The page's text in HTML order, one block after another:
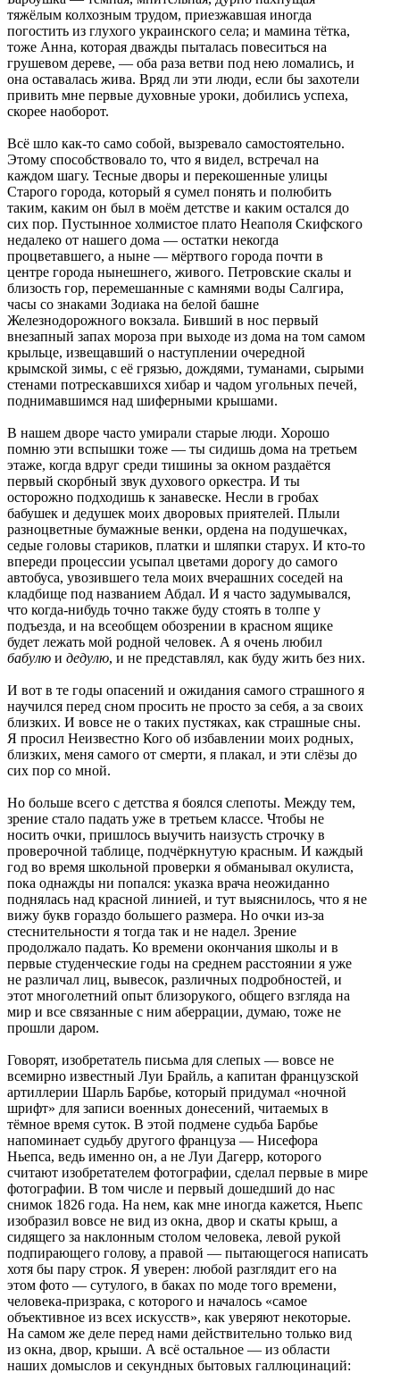
тяжёлым колхозным трудом, приезжавшая иногда
погостить из глухого украинского села; и мамина тётка,
тоже Анна, которая дважды пыталась повеситься на
грушевом дереве, — оба раза ветви под нею ломались, и
она оставалась жива. Вряд ли эти люди, если бы захотели
привить мне первые духовные уроки, добились успеха,
скорее наоборот.
Всё шло как-то само собой, вызревало самостоятельно.
Этому способствовало то, что я видел, встречал на
каждом шагу. Тесные дворы и перекошенные улицы
Старого города, который я сумел понять и полюбить
таким, каким он был в моём детстве и каким остался до
сих пор. Пустынное холмистое плато Неаполя Скифского
недалеко от нашего дома — остатки некогда
процветавшего, а ныне — мёртвого города почти в
центре города нынешнего, живого. Петровские скалы и
близость гор, перемешанные с камнями воды Салгира,
часы со знаками Зодиака на белой башне
Железнодорожного вокзала. Бивший в нос первый
внезапный запах мороза при выходе из дома на том самом
крыльце, извещавший о наступлении очередной
крымской зимы, с её грязью, дождями, туманами, сырыми
стенами потрескавшихся хибар и чадом угольных печей,
поднимавшимся над шиферными крышами.
В нашем дворе часто умирали старые люди. Хорошо
помню эти вспышки тоже — ты сидишь дома на третьем
этаже, когда вдруг среди тишины за окном раздаётся
первый скорбный звук духового оркестра. И ты
осторожно подходишь к занавеске. Несли в гробах
бабушек и дедушек моих дворовых приятелей. Плыли
разноцветные бумажные венки, ордена на подушечках,
седые головы стариков, платки и шляпки старух. И кто-то
впереди процессии усыпал цветами дорогу до самого
автобуса, увозившего тела моих вчерашних соседей на
кладбище под названием Абдал. И я часто задумывался,
что когда-нибудь точно также буду стоять в толпе у
подъезда, и на всеобщем обозрении в красном ящике
будет лежать мой родной человек. А я очень любил
бабулю и дедулю, и не представлял, как буду жить без них.
И вот в те годы опасений и ожидания самого страшного я
научился перед сном просить не просто за себя, а за своих
близких. И вовсе не о таких пустяках, как страшные сны.
Я просил Неизвестно Кого об избавлении моих родных,
близких, меня самого от смерти, я плакал, и эти слёзы до
сих пор со мной.
Но больше всего с детства я боялся слепоты. Между тем,
зрение стало падать уже в третьем классе. Чтобы не
носить очки, пришлось выучить наизусть строчку в
проверочной таблице, подчёркнутую красным. И каждый
год во время школьной проверки я обманывал окулиста,
пока однажды ни попался: указка врача неожиданно
поднялась над красной линией, и тут выяснилось, что я не
вижу букв гораздо большего размера. Но очки из-за
стеснительности я тогда так и не надел. Зрение
продолжало падать. Ко времени окончания школы и в
первые студенческие годы на среднем расстоянии я уже
не различал лиц, вывесок, различных подробностей, и
этот многолетний опыт близорукого, общего взгляда на
мир и все связанные с ним аберрации, думаю, тоже не
прошли даром.
Говорят, изобретатель письма для слепых — вовсе не
всемирно известный Луи Брайль, а капитан французской
артиллерии Шарль Барбье, который придумал «ночной
шрифт» для записи военных донесений, читаемых в
тёмное время суток. В этой подмене судьба Барбье
напоминает судьбу другого француза — Нисефора
Ньепса, ведь именно он, а не Луи Дагерр, которого
считают изобретателем фотографии, сделал первые в мире
фотографии. В том числе и первый дошедший до нас
снимок 1826 года. На нем, как мне иногда кажется, Ньепс
изобразил вовсе не вид из окна, двор и скаты крыш, а
сидящего за наклонным столом человека, левой рукой
подпирающего голову, а правой — пытающегося написать
хотя бы пару строк. Я уверен: любой разглядит его на
этом фото — сутулого, в баках по моде того времени,
человека-призрака, с которого и началось «самое
объективное из всех искусств», как уверяют некоторые.
На самом же деле перед нами действительно только вид
из окна, двор, крыши. А всё остальное — из области
наших домыслов и секундных бытовых галлюцинаций: